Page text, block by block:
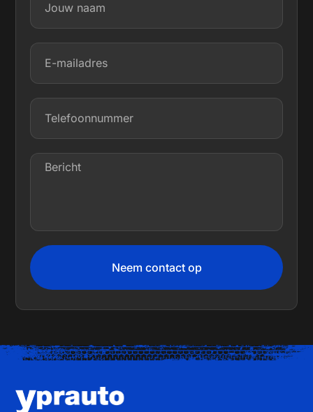
Neem contact op